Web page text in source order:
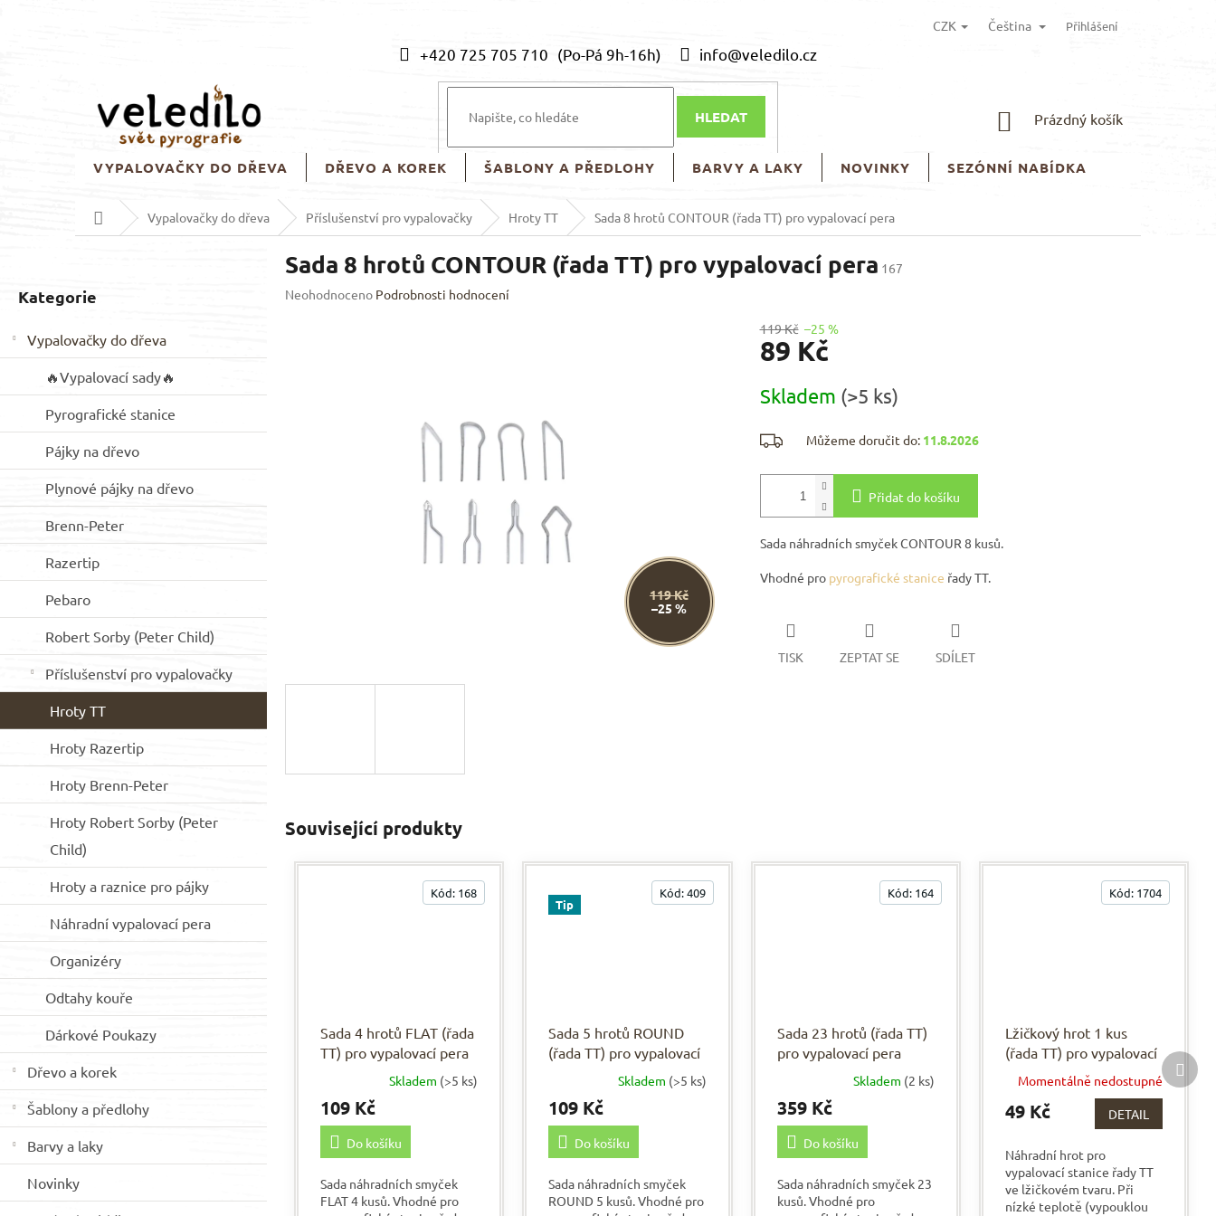
+420 725 705 710 info@veledilo.cz
CZK Čeština Přihlášení
HLEDAT
NÁKUPNÍ
Prázdný košík
VYPALOVAČKY DO DŘEVA DŘEVO A KOREK ŠABLONY A PŘEDLOHY BARVY A LAKY NOVINKY SEZÓNNÍ NABÍDKA
Domů Vypalovačky do dřeva Příslušenství pro vypalovačky Hroty TT Sada 8 hrotů CONTOUR (řada TT) pro vypalovací pera
n
n
l
kategorie
Kategorie
Vypalovačky do dřeva
🔥Vypalovací sady🔥
Pyrografické stanice
Pájky na dřevo
Plynové pájky na dřevo
Brenn-Peter
Razertip
Pebaro
Robert Sorby (Peter Child)
Příslušenství pro vypalovačky
Hroty TT
Hroty Razertip
Hroty Brenn-Peter
Hroty Robert Sorby (Peter
Child)
Hroty a raznice pro pájky
Náhradní vypalovací pera
Organizéry
Odtahy kouře
Dárkové Poukazy
Dřevo a korek
Šablony a předlohy
Barvy a laky
Novinky
Sada 8 hrotů CONTOUR (řada TT) pro vypalovací pera 167
Průměrné
Neohodnoceno Podrobnosti hodnocení
119 Kč
–25 %
119 Kč –25 %
89 Kč
cena:
Skladem (>5 ks)
Můžeme doručit do: 11.8.2026
Přidat do košíku
Sada náhradních smyček CONTOUR 8 kusů.
Vhodné pro pyrografické stanice řady TT.
TISK ZEPTAT SE SDÍLET
Související produkty
Sada 4 hrotů FLAT (řada
TT) pro vypalovací pera
Skladem (>5 ks)
109 Kč
Do košíku
Sada náhradních smyček
FLAT 4 kusů. Vhodné pro
Kód: 168
Tip
Sada 5 hrotů ROUND
(řada TT) pro vypalovací
Skladem (>5 ks)
109 Kč
Do košíku
Sada náhradních smyček
ROUND 5 kusů. Vhodné pro
Kód:409
Sada 23 hrotů (řada TT)
pro vypalovací pera
hodnocení
produktu
5,0
5
hvězdiček.
Skladem (2 ks)
359 Kč
Do košíku
Sada náhradních smyček 23
kusů. Vhodné pro
Kód: 164
Lžičkový hrot 1 kus
(řada TT) pro vypalovací
pera
Momentálně nedostupné
49 Kč DETAIL
Náhradní hrot pro
vypalovací stanice řady TT
ve lžičkovém tvaru. Při
nízké teplotě (vypouklou
Kód: 1704
Další